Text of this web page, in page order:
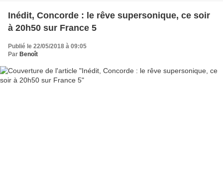
Inédit, Concorde : le rêve supersonique, ce soir
à 20h50 sur France 5
Publié le 22/05/2018 à 09:05
Par Benoît